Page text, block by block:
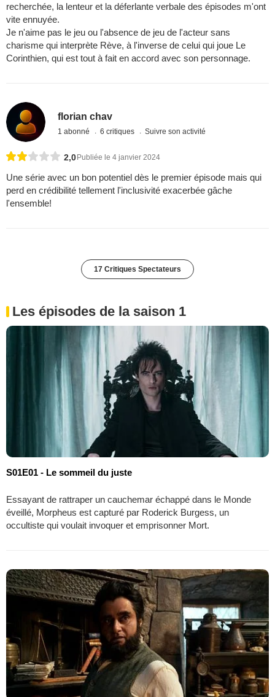
recherchée, la lenteur et la déferlante verbale des épisodes m'ont
vite ennuyée.
Je n'aime pas le jeu ou l'absence de jeu de l'acteur sans
charisme qui interprète Rève, à l'inverse de celui qui joue Le
Corinthien, qui est tout à fait en accord avec son personnage.
florian chav
1 abonné 6 critiques Suivre son activité
2,0Publiée le 4 janvier 2024
Une série avec un bon potentiel dès le premier épisode mais qui
perd en crédibilité tellement l'inclusivité exacerbée gâche
l'ensemble!
17 Critiques Spectateurs
Les épisodes de la saison 1
S01E01 - Le sommeil du juste
Essayant de rattraper un cauchemar échappé dans le Monde
éveillé, Morpheus est capturé par Roderick Burgess, un
occultiste qui voulait invoquer et emprisonner Mort.